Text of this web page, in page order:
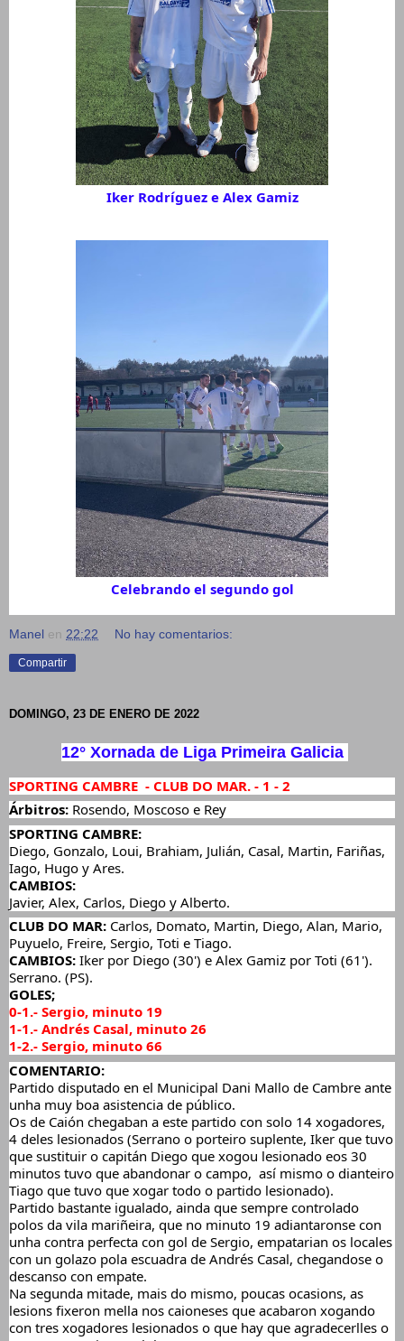
Iker Rodríguez e Alex Gamiz
Celebrando el segundo gol
Manel en 22:22 No hay comentarios:
Compartir
DOMINGO, 23 DE ENERO DE 2022
12° Xornada de Liga Primeira Galicia
SPORTING CAMBRE  - CLUB DO MAR. - 1 - 2
Árbitros: Rosendo, Moscoso e Rey
SPORTING CAMBRE:
Diego, Gonzalo, Loui, Brahiam, Julián, Casal, Martin, Fariñas,
Iago, Hugo y Ares.
CAMBIOS:
Javier, Alex, Carlos, Diego y Alberto.
CLUB DO MAR: Carlos, Domato, Martin, Diego, Alan, Mario,
Puyuelo, Freire, Sergio, Toti e Tiago.
CAMBIOS: Iker por Diego (30') e Alex Gamiz por Toti (61').
Serrano. (PS).
GOLES;
0-1.- Sergio, minuto 19
1-1.- Andrés Casal, minuto 26
1-2.- Sergio, minuto 66
COMENTARIO:
Partido disputado en el Municipal Dani Mallo de Cambre ante
unha muy boa asistencia de público.
Os de Caión chegaban a este partido con solo 14 xogadores,
4 deles lesionados (Serrano o porteiro suplente, Iker que tuvo
que sustituir o capitán Diego que xogou lesionado eos 30
minutos tuvo que abandonar o campo,  así mismo o dianteiro
Tiago que tuvo que xogar todo o partido lesionado).
Partido bastante igualado, ainda que sempre controlado
polos da vila mariñeira, que no minuto 19 adiantaronse con
unha contra perfecta con gol de Sergio, empatarian os locales
con un golazo pola escuadra de Andrés Casal, chegandose o
descanso con empate.
Na segunda mitade, mais do mismo, poucas ocasions, as
lesions fixeron mella nos caioneses que acabaron xogando
con tres xogadores lesionados o que hay que agradecerlles o